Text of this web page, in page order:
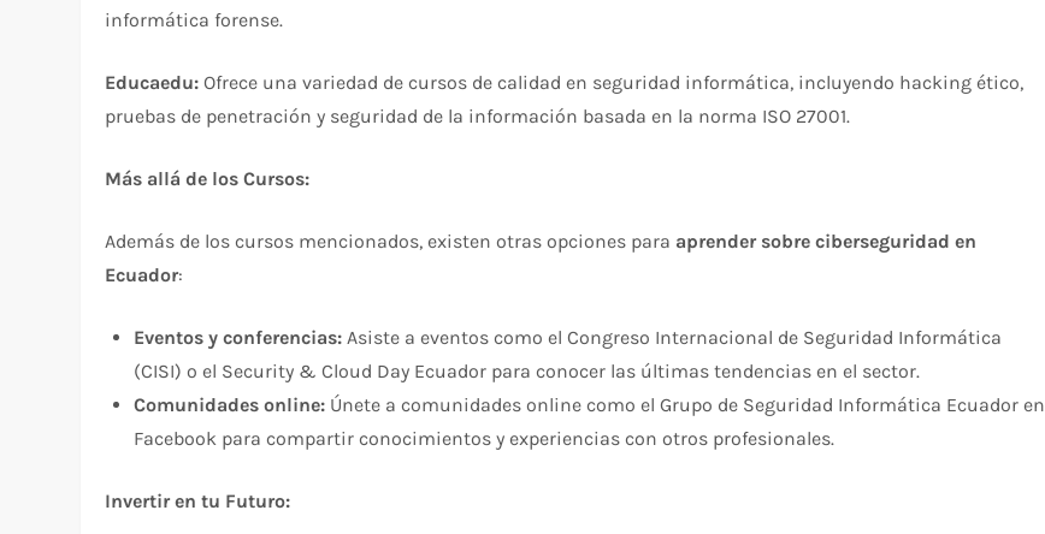
informática forense.
Educaedu: Ofrece una variedad de cursos de calidad en seguridad informática, incluyendo hacking ético,
pruebas de penetración y seguridad de la información basada en la norma ISO 27001.
Más allá de los Cursos:
Además de los cursos mencionados, existen otras opciones para aprender sobre ciberseguridad en
Ecuador:
Eventos y conferencias: Asiste a eventos como el Congreso Internacional de Seguridad Informática
(CISI) o el Security & Cloud Day Ecuador para conocer las últimas tendencias en el sector.
Comunidades online: Únete a comunidades online como el Grupo de Seguridad Informática Ecuador en
Facebook para compartir conocimientos y experiencias con otros profesionales.
Invertir en tu Futuro: